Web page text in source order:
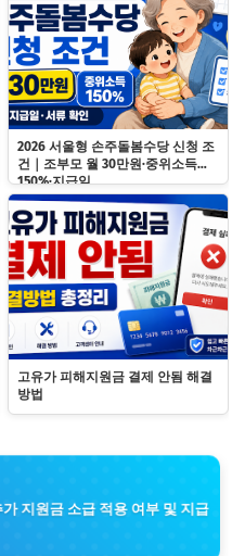
2026 서울형 손주돌봄수당 신청 조
건｜조부모 월 30만원·중위소득
150%·지급일
고유가 피해지원금 결제 안됨 해결
방법
지원금 소급 적용 여부 및 지급